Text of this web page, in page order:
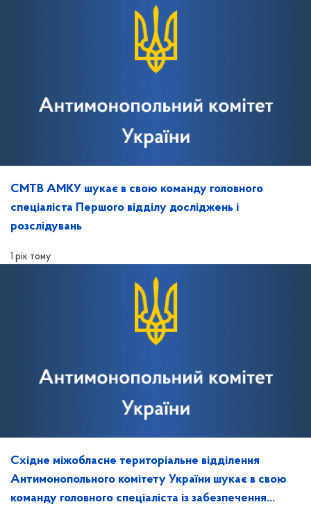
СМТВ АМКУ шукає в свою команду головного
спеціаліста Першого відділу досліджень і
розслідувань
1 рік тому
Східне міжобласне територіальне відділення
Антимонопольного комітету України шукає в свою
команду головного спеціаліста із забезпечення